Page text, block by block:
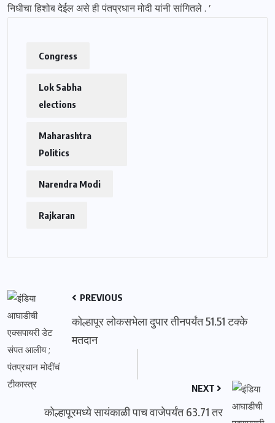
निधीचा हिशोब देईल असे ही पंतप्रधान मोदी यांनी सांगितले . ’
Congress
Lok Sabha
elections
Maharashtra
Politics
Narendra Modi
Rajkaran
PREVIOUS
कोल्हापूर लोकसभेला दुपार तीनपर्यंत 51.51 टक्के
मतदान
NEXT
कोल्हापूरमध्ये सायंकाळी पाच वाजेपर्यंत 63.71 तर